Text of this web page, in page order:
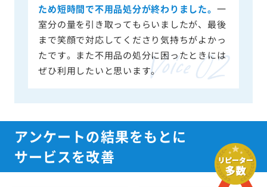
ため短時間で不用品処分が終わりました。 一
室分の量を引き取ってもらいましたが、最後
まで笑顔で対応してくださり気持ちがよかっ
たです。また不用品の処分に困ったときには
ぜひ利用したいと思います。
アンケートの結果をもとに
サービスを改善